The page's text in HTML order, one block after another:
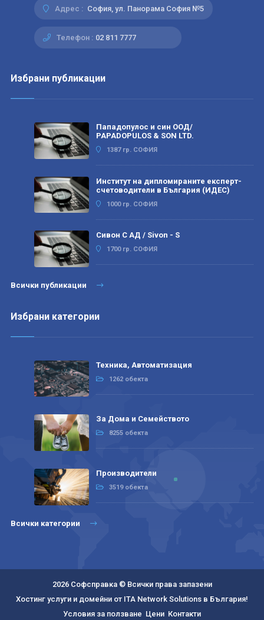
Адрес : София, ул. Панорама София №5
Телефон : 02 811 7777
Избрани публикации
Пападопулос и син ООД/
PAPADOPULOS & SON LTD.
1387 гр. СОФИЯ
Институт на дипломираните експерт-
счетоводители в България (ИДЕС)
1000 гр. СОФИЯ
Сивон С АД / Sivon - S
1700 гр. СОФИЯ
Всички публикации
Избрани категории
Техника, Автоматизация
1262 обекта
За Дома и Семейството
8255 обекта
Производители
3519 обекта
Всички категории
2026 Софсправка © Всички права запазени
Хостинг услуги и домейни от ITA Network Solutions в България!
Условия за ползване Цени Контакти